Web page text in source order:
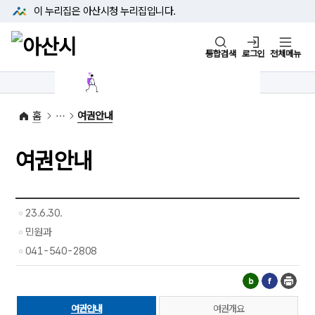
본문 바로가기
메뉴 바로가기
이 누리집은 아산시청 누리집입니다.
통합검색 로그인 전체메뉴
홈 여권안내
여권안내
23.6.30.
민원과
041-540-2808
여권안내 여권개요